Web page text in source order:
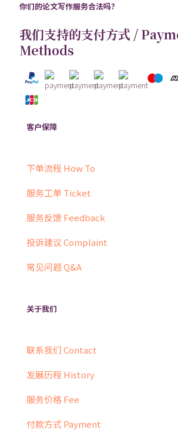
你们的论文写作服务合法吗？
我们支持的支付方式 /
Methods
客户保障
下单流程 How To
服务工单 Ticket
服务反馈 Feedback
投诉建议 Complaint
常见问题 Q&A
关于我们
联系我们 Contact
发展历程 History
服务价格 Fee
付款方式 Payment